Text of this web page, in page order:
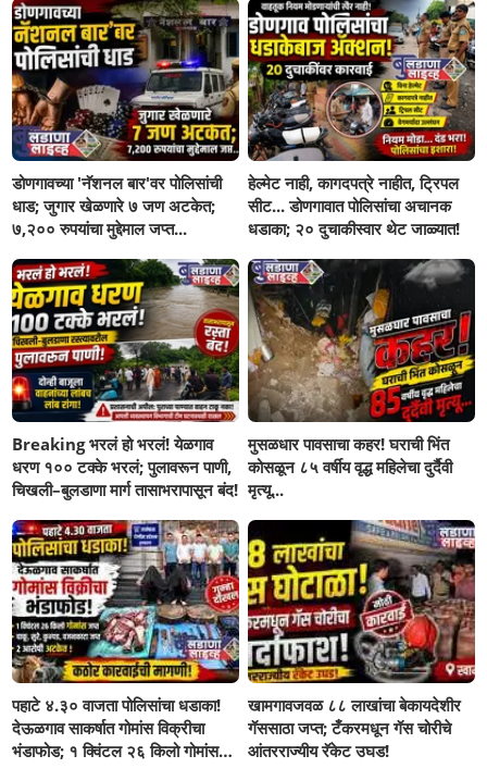
डोणगावच्या 'नॅशनल बार'वर पोलिसांची
धाड; जुगार खेळणारे ७ जण अटकेत;
७,२०० रुपयांचा मुद्देमाल जप्त...
हेल्मेट नाही, कागदपत्रे नाहीत, ट्रिपल
सीट... डोणगावात पोलिसांचा अचानक
धडाका; २० दुचाकीस्वार थेट जाळ्यात!
Breaking भरलं हो भरलं! येळगाव
धरण १०० टक्के भरलं; पुलावरून पाणी,
चिखली–बुलडाणा मार्ग तासाभरापासून बंद!
मुसळधार पावसाचा कहर! घराची भिंत
कोसळून ८५ वर्षीय वृद्ध महिलेचा दुर्दैवी
मृत्यू...
पहाटे ४.३० वाजता पोलिसांचा धडाका!
देऊळगाव साकर्षात गोमांस विक्रीचा
भंडाफोड; १ क्विंटल २६ किलो गोमांस
खामगावजवळ ८८ लाखांचा बेकायदेशीर
गॅससाठा जप्त; टँकरमधून गॅस चोरीचे
आंतरराज्यीय रॅकेट उघड!